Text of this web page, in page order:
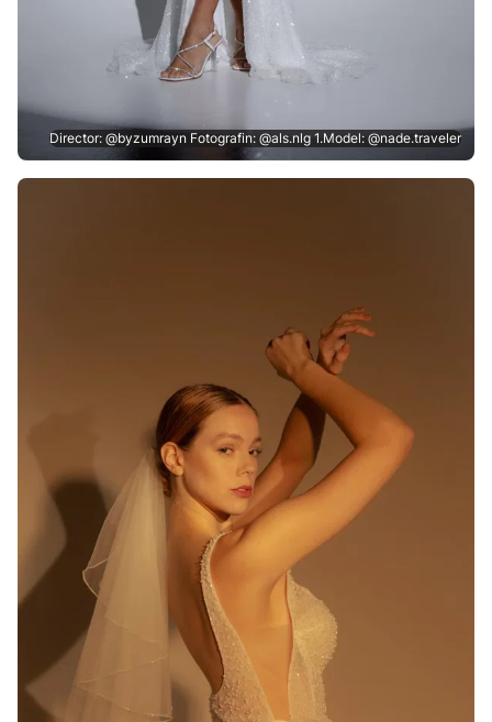
Director: @byzumrayn Fotografin: @als.nlg 1.Model: @nade.traveler